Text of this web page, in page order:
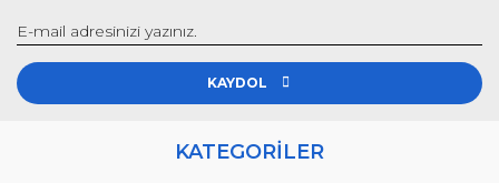
KAYDOL
KATEGORİLER